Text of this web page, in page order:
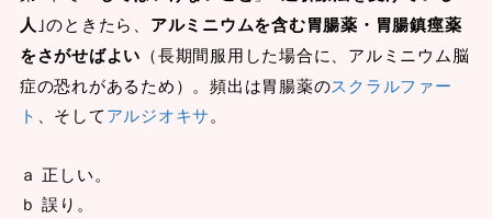
人 ｣のときたら、 アルミニウムを含む胃腸薬・胃腸鎮痙薬
をさがせばよい （長期間服用した場合に、アルミニウム脳
症の恐れがあるため）。頻出は胃腸薬のスクラルファー
ト
、そしてアルジオキサ。
ａ 正しい。
ｂ 誤り。